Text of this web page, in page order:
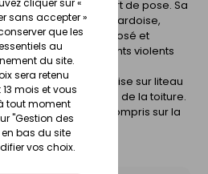
sans accepter »
que les
au
du site.
sera retenu
mois et vous
tout moment
"Gestion des
bas du site
vos choix.
et un meilleur confort de pose. Sa
placage de l'ardoise,
d'un système déposé et
résistent à des vents violents
500 pièces.
à la fixation d'ardoise sur liteau
et assure l'étanchéité de la toiture.
tous milieux, y compris sur la
agressifs.